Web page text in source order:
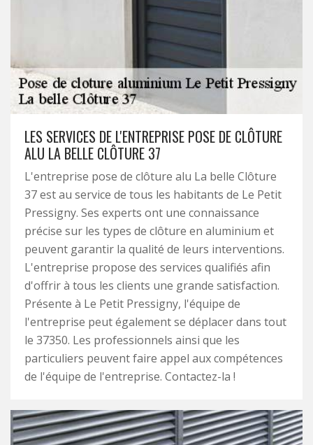
LES SERVICES DE L'ENTREPRISE POSE DE CLÔTURE
ALU LA BELLE CLÔTURE 37
L'entreprise pose de clôture alu La belle Clôture
37 est au service de tous les habitants de Le Petit
Pressigny. Ses experts ont une connaissance
précise sur les types de clôture en aluminium et
peuvent garantir la qualité de leurs interventions.
L'entreprise propose des services qualifiés afin
d'offrir à tous les clients une grande satisfaction.
Présente à Le Petit Pressigny, l'équipe de
l'entreprise peut également se déplacer dans tout
le 37350. Les professionnels ainsi que les
particuliers peuvent faire appel aux compétences
de l'équipe de l'entreprise. Contactez-la !